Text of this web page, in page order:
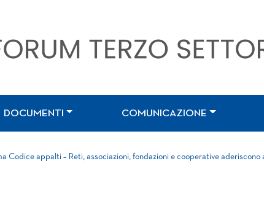
DOCUMENTI COMUNICAZIONE
Codice appalti – Reti, associazioni, fondazioni e cooperative